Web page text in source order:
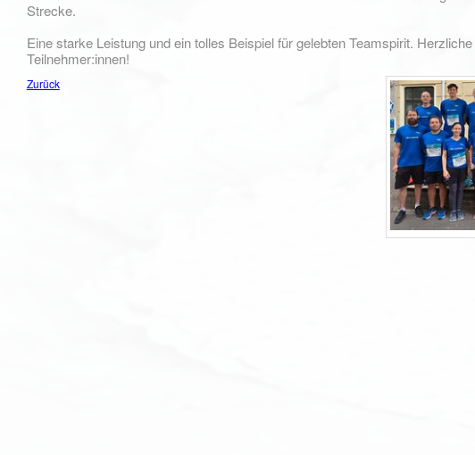
Strecke.
Eine starke Leistung und ein tolles Beispiel für gelebten Teamspirit.
Teilnehmer:innen!
Zurück